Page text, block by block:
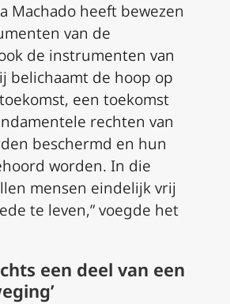
Machado heeft bewezen
van de
de instrumenten van
belichaamt de hoop op
een toekomst
rechten van
beschermd en hun
worden. In die
mensen eindelijk vrij
te leven,” voegde het
een deel van een